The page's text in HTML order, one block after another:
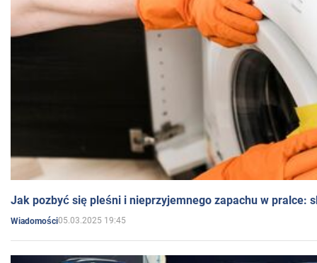
Jak pozbyć się pleśni i nieprzyjemnego zapachu w pralce:
Wiadomości05.03.2025 19:45